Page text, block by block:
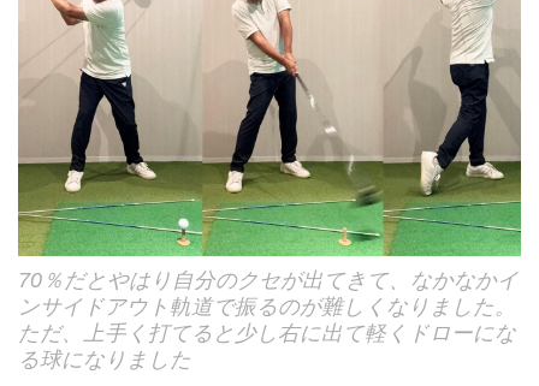
70％だとやはり自分のクセが出てきて、なかなかイ
ンサイドアウト軌道で振るのが難しくなりました。
ただ、上手く打てると少し右に出て軽くドローにな
る球になりました